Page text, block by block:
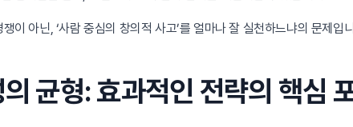
이 아닌, ‘사람 중심의 창의적 사고’를 얼마나 잘 실천하느냐의 문제
균형: 효과적인 전략의 핵심